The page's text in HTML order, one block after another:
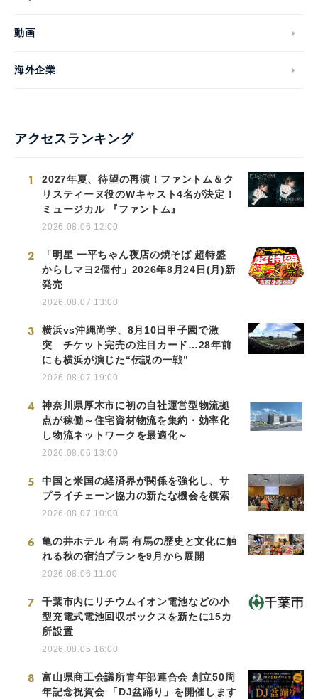
動画
海外企業
アクセスランキング
1
2027年夏、待望の再演！ファントム＆ク
リスティーヌ役のWキャスト4名が決定！
ミュージカル 『ファントム』
2026.08.06 12:00
2
「明星 一平ちゃん夜店の焼そば 超特盛
からしマヨ2個付」2026年8月24日(月)新
発売
2026.08.07 13:00
3
横浜vs沖縄尚学、8月10日甲子園で激
突 チケット完売の注目カード…28年前
にも横浜が演じた“伝説の一戦”
2026.08.07 19:00
4
神奈川県厚木市に初の自社運営型物流拠
点が稼働～住宅資材物流を集約・効率化
し物流ネットワークを最適化～
2026.08.06 13:00
5
中国と米国の経済界が関係を強化し、サ
プライチェーン協力の新たな機会を模索
2026.08.07 10:00
6
亀の井ホテル 有馬 有馬の歴史と文化に触
れる秋の宿泊プランを9月から展開
2026.08.06 11:00
7
千葉市内にリチウムイオン電池などの小
型充電式電池回収ボックスを新たに15カ
所設置
2026.08.05 16:00
8
富山県商工会議所青年部連合会 創立50周
年記念祝賀会 「DJ盆踊り」を開催します